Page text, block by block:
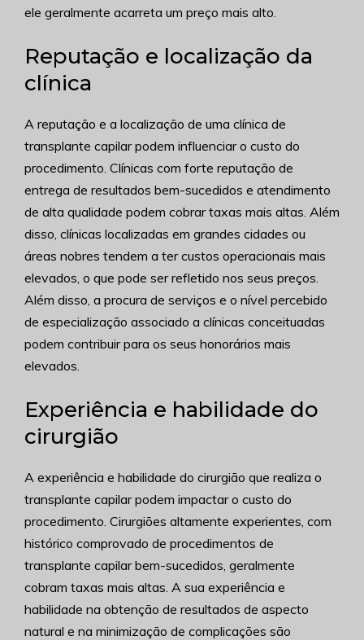
ele geralmente acarreta um preço mais alto.
Reputação e localização da
clínica
A reputação e a localização de uma clínica de
transplante capilar podem influenciar o custo do
procedimento. Clínicas com forte reputação de
entrega de resultados bem-sucedidos e atendimento
de alta qualidade podem cobrar taxas mais altas. Além
disso, clínicas localizadas em grandes cidades ou
áreas nobres tendem a ter custos operacionais mais
elevados, o que pode ser refletido nos seus preços.
Além disso, a procura de serviços e o nível percebido
de especialização associado a clínicas conceituadas
podem contribuir para os seus honorários mais
elevados.
Experiência e habilidade do
cirurgião
A experiência e habilidade do cirurgião que realiza o
transplante capilar podem impactar o custo do
procedimento. Cirurgiões altamente experientes, com
histórico comprovado de procedimentos de
transplante capilar bem-sucedidos, geralmente
cobram taxas mais altas. A sua experiência e
habilidade na obtenção de resultados de aspecto
natural e na minimização de complicações são